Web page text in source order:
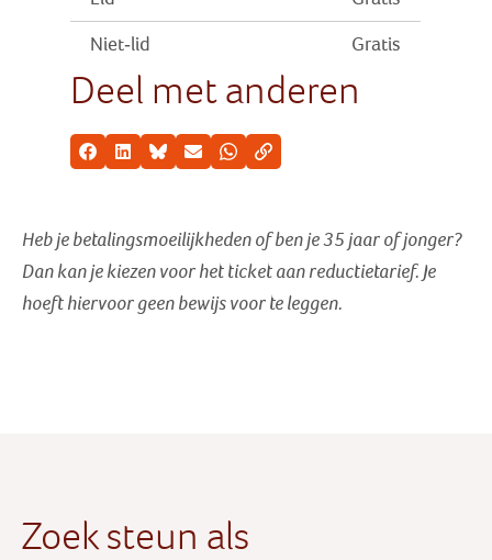
Niet-lid Gratis
Deel met anderen
Facebook
LinkedInBlueskyE-mailWhatsappKopieer link
Heb je betalingsmoeilijkheden of ben je 35 jaar of jonger?
Dan kan je kiezen voor het ticket aan reductietarief. Je
hoeft hiervoor geen bewijs voor te leggen.
Zoek steun als